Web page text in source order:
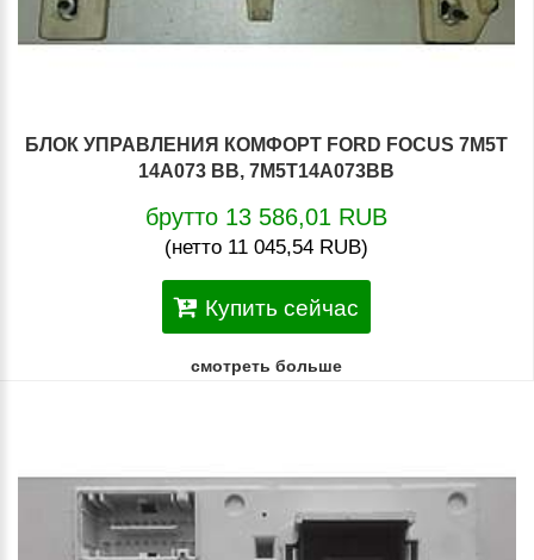
БЛОК УПРАВЛЕНИЯ КОМФОРТ FORD FOCUS 7M5T
14A073 BB, 7M5T14A073BB
брутто 13 586,01 RUB
(нетто 11 045,54 RUB)
Купить сейчас
смотреть больше